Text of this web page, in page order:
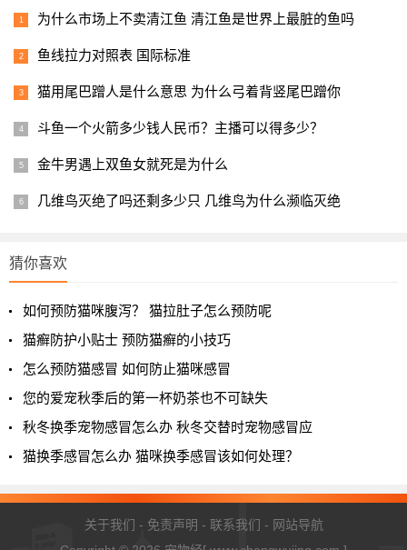
暹罗是泰国的一种猫，而且数量还在不断增加。
1 2
为什么市场上不卖清江鱼 清江鱼是世界上最脏的鱼吗
鱼线拉力对照表 国际标准
猫用尾巴蹭人是什么意思 为什么弓着背竖尾巴蹭你
斗鱼一个火箭多少钱人民币？主播可以得多少？
金牛男遇上双鱼女就死是为什么
几维鸟灭绝了吗还剩多少只 几维鸟为什么濒临灭绝
猜你喜欢
如何预防猫咪腹泻？ 猫拉肚子怎么预防呢
猫癣防护小贴士 预防猫癣的小技巧
怎么预防猫感冒 如何防止猫咪感冒
您的爱宠秋季后的第一杯奶茶也不可缺失
秋冬换季宠物感冒怎么办 秋冬交替时宠物感冒应
猫换季感冒怎么办 猫咪换季感冒该如何处理？
关于我们 - 免责声明 - 联系我们 - 网站导航